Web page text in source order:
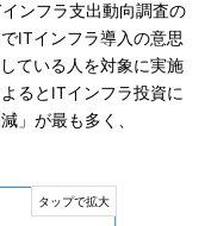
ンフラ支出動向調査の
ITインフラ導入の意思
ている人を対象に実施
るとITインフラ投資に
」が最も多く、